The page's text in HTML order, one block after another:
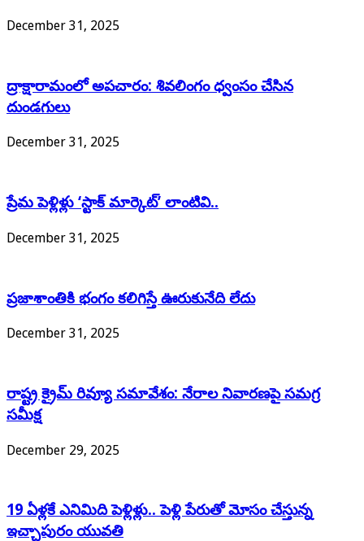
December 31, 2025
ద్రాక్షారామంలో అపచారం: శివలింగం ధ్వంసం చేసిన
దుండగులు
December 31, 2025
ప్రేమ పెళ్లిళ్లు ‘స్టాక్ మార్కెట్’ లాంటివి..
December 31, 2025
ప్రజాశాంతికి భంగం కలిగిస్తే ఊరుకునేది లేదు
December 31, 2025
రాష్ట్ర క్రైమ్ రివ్యూ సమావేశం: నేరాల నివారణపై సమగ్ర
సమీక్ష
December 29, 2025
19 ఏళ్లకే ఎనిమిది పెళ్లిళ్లు.. పెళ్లి పేరుతో మోసం చేస్తున్న
ఇచ్చాపురం యువతి